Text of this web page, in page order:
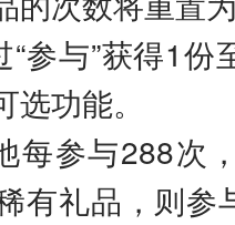
与”获得1份
功能。
参与288次
有礼品，则参